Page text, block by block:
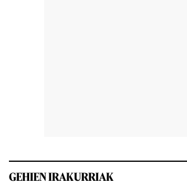
GEHIEN IRAKURRIAK